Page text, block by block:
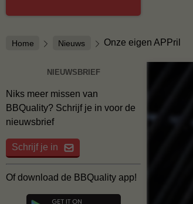
Home Nieuws Onze eigen APPril
NIEUWSBRIEF
Niks meer missen van
BBQuality? Schrijf je in voor de
nieuwsbrief
Schrijf je in
Of download de BBQuality app!